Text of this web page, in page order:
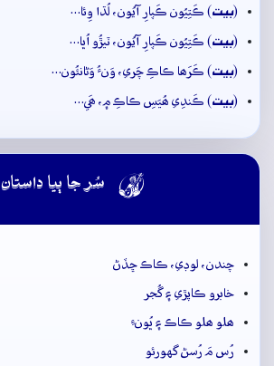
(بيت) ڪَتِيُون ڪَپارِ آيُون، لُڌا وِئا…
(بيت) ڪَتِيُون ڪَپارِ آيُون، ٽيڙُو اُڀا…
(بيت) ڪَرَھا ڪاڪِ چَري، وَنءُ وَڻانئُون…
(بيت) ڪَندِي ھُيَسِ ڪاڪِ ۾، ھَي…
 سُر جا ٻيا داستان
چندن، لوڊي، ڪاڪ ڇڏڻ
خابرو ڪاپڙي ۽ گُجر
ھلو ھلو ڪاڪ ۽ ڀُونءِ
رُس مَ رُسڻ گهورئو